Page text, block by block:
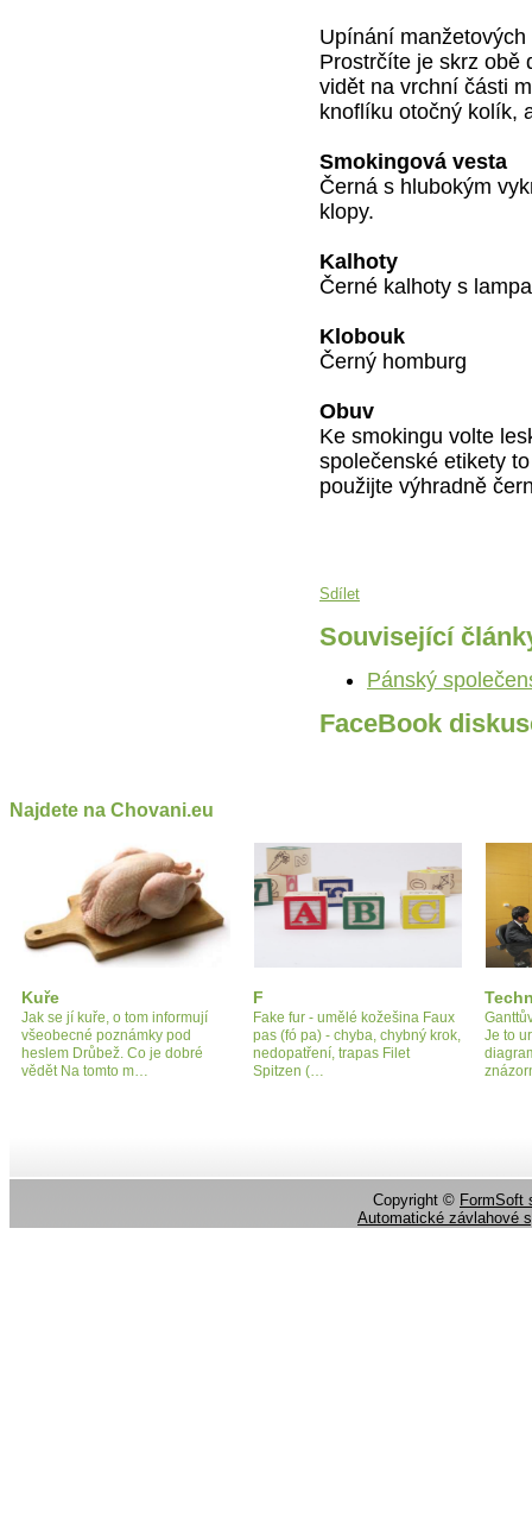
Upínání
Prostrčíte je skrz obě
vidět na vrchní části
knoflíku otočný kolík,
Smokingová vesta
Černá s hlubokým
klopy.
Kalhoty
Černé kalhoty s
Klobouk
Černý homburg
Obuv
Ke smokingu volte
společenské etikety
použijte výhradně
Sdílet
Související
Pánský
FaceBook
Najdete na Chovani.eu
Kuře
Jak se jí kuře, o tom informují
všeobecné poznámky pod
heslem Drůbež. Co je dobré
vědět Na tomto m…
F
Fake fur - umělé kožešina Faux
pas (fó pa) - chyba, chybný krok,
nedopatření, trapas Filet
Spitzen (…
Je to
Copyright © FormSoft
Automatické závlahové